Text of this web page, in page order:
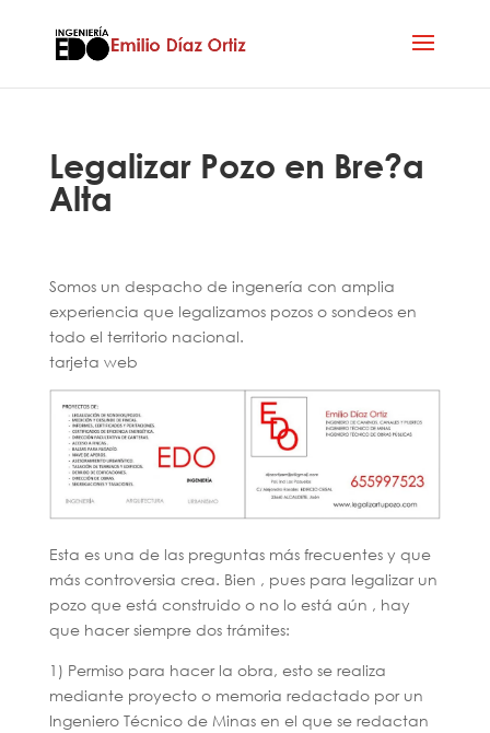
Legalizar Pozo en Bre?a
Alta
Somos un despacho de ingenería con amplia
experiencia que legalizamos pozos o sondeos en
todo el territorio nacional.
tarjeta web
Esta es una de las preguntas más frecuentes y que
más controversia crea. Bien , pues para legalizar un
pozo que está construido o no lo está aún , hay
que hacer siempre dos trámites:
1) Permiso para hacer la obra, esto se realiza
mediante proyecto o memoria redactado por un
Ingeniero Técnico de Minas en el que se redactan